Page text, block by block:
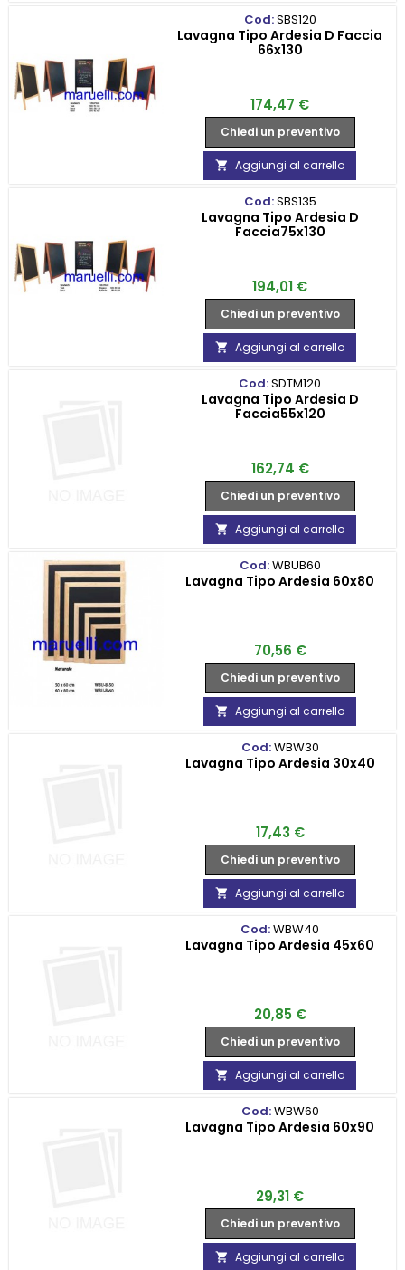
Cod:SBS120
Lavagna Tipo Ardesia D Faccia
66x130
Prezzo
174,47 €
Chiedi un preventivo
 Aggiungi al carrello
Cod:SBS135
Lavagna Tipo Ardesia D
Faccia75x130
Prezzo
194,01 €
Chiedi un preventivo
 Aggiungi al carrello
Cod:SDTM120
Lavagna Tipo Ardesia D
Faccia55x120
Prezzo
162,74 €
Chiedi un preventivo
 Aggiungi al carrello
Cod:WBUB60
Lavagna Tipo Ardesia 60x80
Prezzo
70,56 €
Chiedi un preventivo
 Aggiungi al carrello
Cod:WBW30
Lavagna Tipo Ardesia 30x40
Prezzo
17,43 €
Chiedi un preventivo
 Aggiungi al carrello
Cod:WBW40
Lavagna Tipo Ardesia 45x60
Prezzo
20,85 €
Chiedi un preventivo
 Aggiungi al carrello
Cod:WBW60
Lavagna Tipo Ardesia 60x90
Prezzo
29,31 €
Chiedi un preventivo
 Aggiungi al carrello